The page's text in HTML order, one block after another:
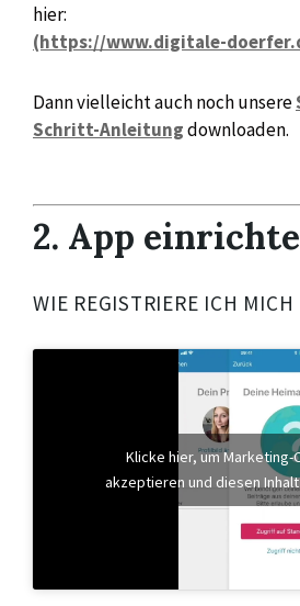
hier:
(https://www.digitale-
Dann vielleicht auch noch unsere
Schritt-Anleitungdownloaden.
2. App
WIE REGISTRIERE ICH
Klicke hier, um Marketing-
akzeptieren und diesen